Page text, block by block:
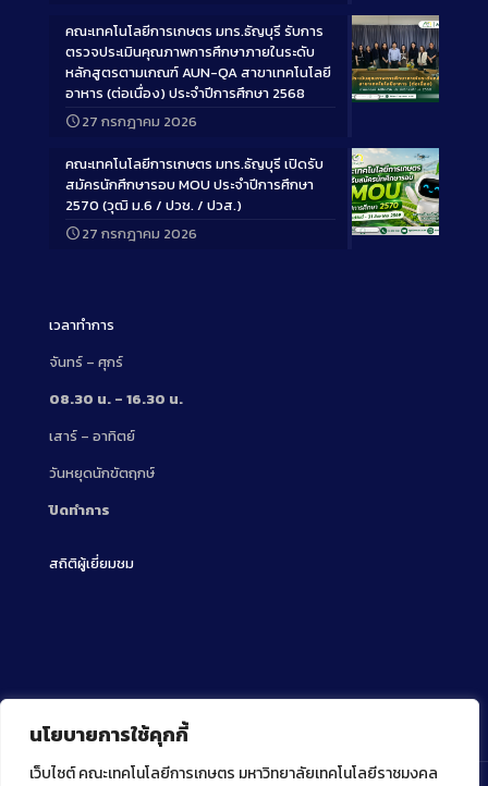
นโยบายการใช้คุกกี้
เว็บไซต์ คณะเทคโนโลยีการเกษตร มหาวิทยาลัยเทคโนโลยีราชมงคล
Long
คณะเทคโนโลยีการเกษตร มทร.ธัญบุรี รับการ
ตรวจประเมินคุณภาพการศึกษาภายในระดับ
หลักสูตรตามเกณฑ์ AUN-QA สาขาเทคโนโลยี
อาหาร (ต่อเนื่อง) ประจำปีการศึกษา 2568
27 กรกฎาคม 2026
Long
คณะเทคโนโลยีการเกษตร มทร.ธัญบุรี เปิดรับ
สมัครนักศึกษารอบ MOU ประจำปีการศึกษา
2570 (วุฒิ ม.6 / ปวช. / ปวส.)
27 กรกฎาคม 2026
เวลาทำการ
จันทร์ – ศุกร์
08.30 น. – 16.30 น.
เสาร์ – อาทิตย์
วันหยุดนักขัตฤกษ์
ปิดทำการ
สถิติผู้เยี่ยมชม